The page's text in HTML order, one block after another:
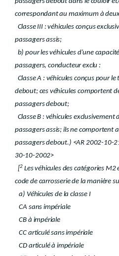
correspondant au maximum à
Classe III : véhicules conçus
passagers assis;
b) pour les véhicules d'une
passagers, conducteur exclu :
Classe A : véhicules conçus pour
debout; ces véhicules comportent
passagers debout;
Classe B : véhicules
passagers assis; ils ne comportent
passagers debout.) <AR 2002-10-
30-10-2002>
[2 Les véhicules des catégories
code de carrosserie de la manière
a) Véhicules de la classe I
CA sans impériale
CB à impériale
CC articulé sans impériale
CD articulé à impériale